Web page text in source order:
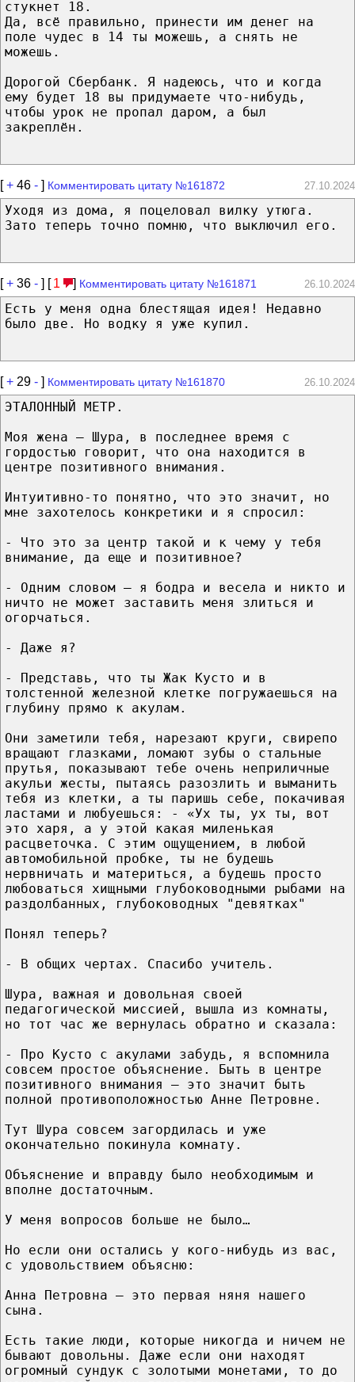
стукнет 18.
Да, всё правильно, принести им денег на
поле чудес в 14 ты можешь, а снять не
можешь.
Дорогой Сбербанк. Я надеюсь, что и когда
ему будет 18 вы придумаете что-нибудь,
чтобы урок не пропал даром, а был
закреплён.
[+ 46 - ] Комментировать цитату №161872 27.10.2024
Уходя из дома, я поцеловал вилку утюга.
Зато теперь точно помню, что выключил его.
[+ 36 - ] [ 1 ] Комментировать цитату №161871 26.10.2024
Есть у меня одна блестящая идея! Недавно
было две. Но водку я уже купил.
[+ 29 - ] Комментировать цитату №161870 26.10.2024
ЭТАЛОННЫЙ МЕТР.
Моя жена – Шура, в последнее время с
гордостью говорит, что она находится в
центре позитивного внимания.
Интуитивно-то понятно, что это значит, но
мне захотелось конкретики и я спросил:
- Что это за центр такой и к чему у тебя
внимание, да еще и позитивное?
- Одним словом – я бодра и весела и никто и
ничто не может заставить меня злиться и
огорчаться.
- Даже я?
- Представь, что ты Жак Кусто и в
толстенной железной клетке погружаешься на
глубину прямо к акулам.
Они заметили тебя, нарезают круги, свирепо
вращают глазками, ломают зубы о стальные
прутья, показывают тебе очень неприличные
акульи жесты, пытаясь разозлить и выманить
тебя из клетки, а ты паришь себе, покачивая
ластами и любуешься: - «Ух ты, ух ты, вот
это харя, а у этой какая миленькая
расцветочка. С этим ощущением, в любой
автомобильной пробке, ты не будешь
нервничать и материться, а будешь просто
любоваться хищными глубоководными рыбами на
раздолбанных, глубоководных "девятках"
Понял теперь?
- В общих чертах. Спасибо учитель.
Шура, важная и довольная своей
педагогической миссией, вышла из комнаты,
но тот час же вернулась обратно и сказала:
- Про Кусто с акулами забудь, я вспомнила
совсем простое объяснение. Быть в центре
позитивного внимания – это значит быть
полной противоположностью Анне Петровне.
Тут Шура совсем загордилась и уже
окончательно покинула комнату.
Объяснение и вправду было необходимым и
вполне достаточным.
У меня вопросов больше не было…
Но если они остались у кого-нибудь из вас,
с удовольствием объясню:
Анна Петровна – это первая няня нашего
сына.
Есть такие люди, которые никогда и ничем не
бывают довольны. Даже если они находят
огромный сундук с золотыми монетами, то до